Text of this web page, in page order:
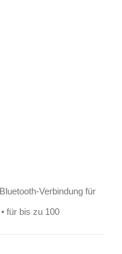
Verbindung für
für bis zu 100